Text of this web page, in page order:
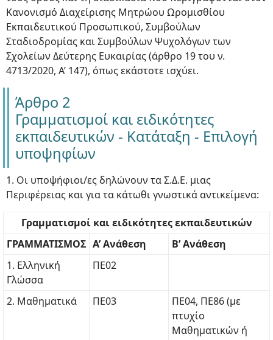
Κανονισμό Διαχείρισης Μητρώου Ωρομισθίου
Εκπαιδευτικού Προσωπικού, Συμβούλων
Σταδιοδρομίας και Συμβούλων Ψυχολόγων των
Σχολείων Δεύτερης Ευκαιρίας (άρθρο 19 του ν.
4713/2020, Α’ 147), όπως εκάστοτε ισχύει.
Άρθρο 2
Γραμματισμοί και ειδικότητες
εκπαιδευτικών - Κατάταξη - Eπιλογή
υποψηφίων
1. Οι υποψήφιοι/ες δηλώνουν τα Σ.Δ.Ε. μιας
Περιφέρειας και για τα κάτωθι γνωστικά αντικείμενα:
Γραμματισμοί και ειδικότητες εκπαιδευτικών
ΓΡΑΜΜΑΤΙΣΜΟΣ Α’ Ανάθεση
Β’ Ανάθεση
1. Ελληνική
Γλώσσα
ΠΕ02
2. Μαθηματικά ΠΕ03
ΠΕ04, ΠΕ86 (με
πτυχίο
Μαθηματικών ή